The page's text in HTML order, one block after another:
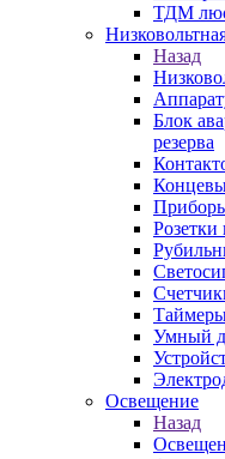
ТДМ
Назад
Блок
резерва
Умный
Освещение
Назад